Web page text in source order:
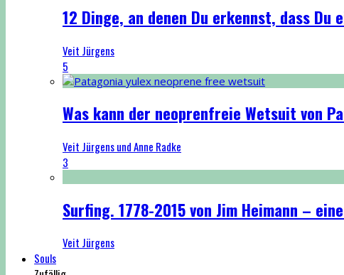
12 Dinge, an denen Du erkennst, dass Du
Veit Jürgens
5
Was kann der neoprenfreie Wetsuit von
Veit Jürgens und Anne Radke
3
Surfing. 1778-2015 von Jim Heimann –
Veit Jürgens
Souls